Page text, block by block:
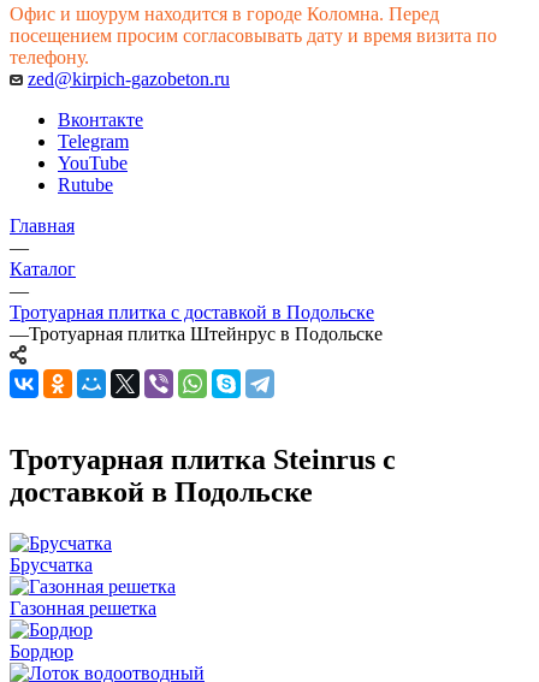
Офис и шоурум находится в городе Коломна. Перед
посещением просим согласовывать дату и время визита по
телефону.
zed@kirpich-gazobeton.ru
Вконтакте
Telegram
YouTube
Rutube
Главная
—
Каталог
—
Тротуарная плитка с доставкой в Подольске
—Тротуарная плитка Штейнрус в Подольске
Тротуарная плитка Steinrus с
доставкой в Подольске
Брусчатка
Газонная решетка
Бордюр